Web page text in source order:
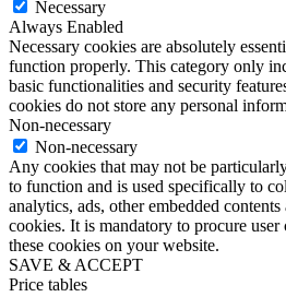
Necessary
Always Enabled
Necessary cookies are absolutely
function properly. This category only
basic functionalities and security
cookies do not store any personal
Non-necessary
Non-necessary
Any cookies that may not be
to function and is used specifically to
analytics, ads, other embedded
cookies. It is mandatory to procure
these cookies on your website.
SAVE & ACCEPT
Price tables